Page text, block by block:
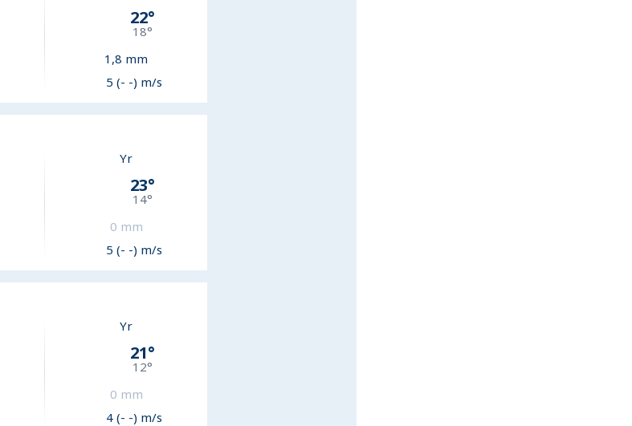
22°
18°
1,8 mm
5 (- -) m/s
Yr
23°
14°
0 mm
5 (- -) m/s
Yr
21°
12°
0 mm
4 (- -) m/s